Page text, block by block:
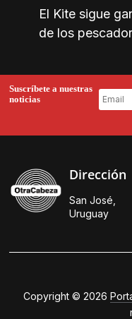
El Kite sigue
de los
Suscríbete a nuestras
noticias
Dirección
San José,
Uruguay
Copyright © 2026